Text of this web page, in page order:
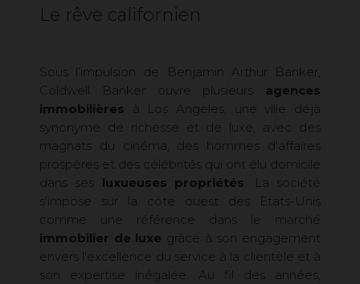
Le rêve californien
Sous l’impulsion de Benjamin Arthur Banker,
Coldwell Banker ouvre plusieurs agences
immobilières à Los Angeles, une ville déjà
synonyme de richesse et de luxe, avec des
magnats du cinéma, des hommes d'affaires
prospères et des célébrités qui ont élu domicile
dans ses luxueuses propriétés . La société
s'impose sur la côte ouest des Etats-Unis
comme une référence dans le marché
immobilier de luxe grâce à son engagement
envers l'excellence du service à la clientèle et à
son expertise inégalée. Au fil des années,